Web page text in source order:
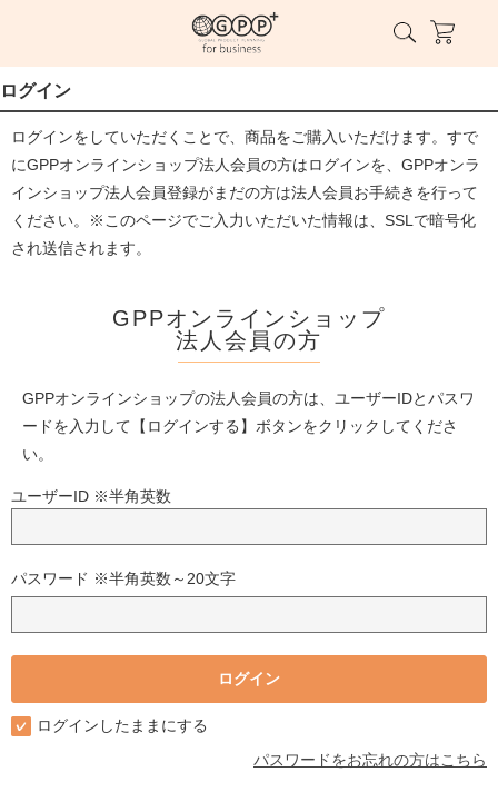
ログイン
ログインをしていただくことで、商品をご購入いただけます。すで
にGPPオンラインショップ法人会員の方はログインを、GPPオンラ
インショップ法人会員登録がまだの方は法人会員お手続きを行って
ください。※このページでご入力いただいた情報は、SSLで暗号化
され送信されます。
GPPオンラインショップ
法人会員の方
GPPオンラインショップの法人会員の方は、ユーザーIDとパスワ
ードを入力して【ログインする】ボタンをクリックしてくださ
い。
ユーザーID ※半角英数
パスワード ※半角英数～20文字
ログインしたままにする
パスワードをお忘れの方はこちら